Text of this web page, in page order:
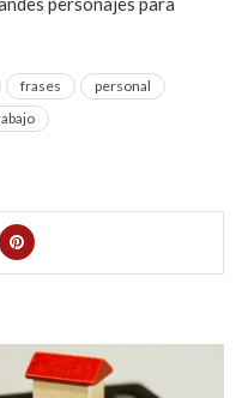
frases
personal